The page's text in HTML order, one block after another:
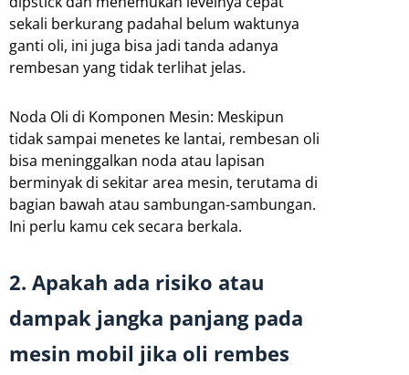
sekali berkurang padahal belum waktunya
ganti oli, ini juga bisa jadi tanda adanya
rembesan yang tidak terlihat jelas.
Noda Oli di Komponen Mesin: Meskipun
tidak sampai menetes ke lantai, rembesan oli
bisa meninggalkan noda atau lapisan
berminyak di sekitar area mesin, terutama di
bagian bawah atau sambungan-sambungan.
Ini perlu kamu cek secara berkala.
2. Apakah ada risiko atau
dampak jangka panjang pada
mesin mobil jika oli rembes